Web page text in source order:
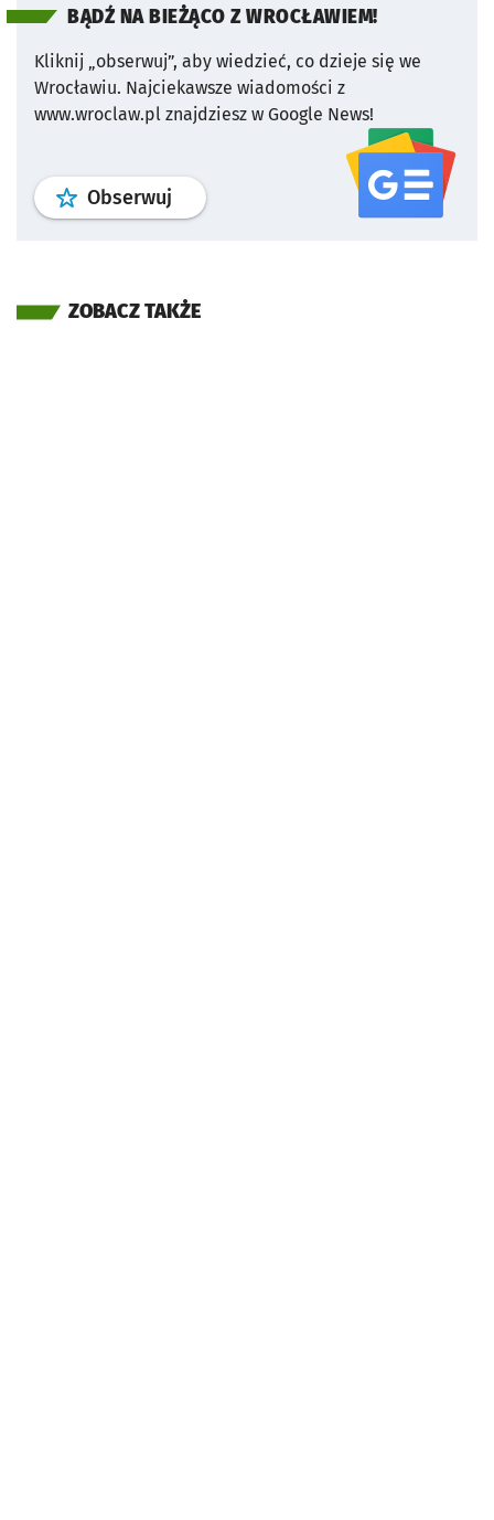
BĄDŹ NA BIEŻĄCO Z WROCŁAWIEM!
Kliknij „obserwuj”, aby wiedzieć, co dzieje się we
Wrocławiu. Najciekawsze wiadomości z
www.wroclaw.pl znajdziesz w Google News!
Obserwuj profil serwisu
ZOBACZ TAKŻE